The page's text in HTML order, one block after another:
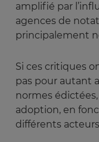
amplifié par
agences de
principalement
Si ces critiques
pas pour autant
normes
adoption, en
différents